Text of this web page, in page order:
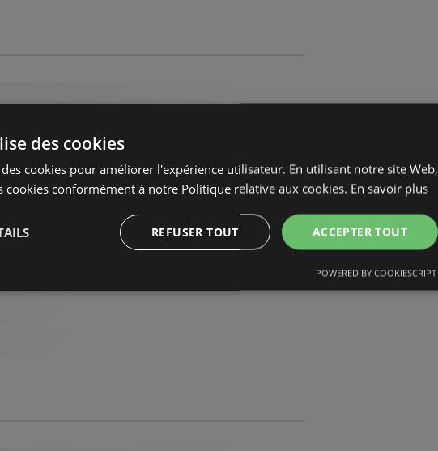
des cookies
cookies pour améliorer l'expérience utilisateur. En utilisant notre site Web,
cookies conformément à notre Politique relative aux cookies. En savoir plus
ACCEPTER TOUT
REFUSER TOUT
POWERED BY COOKIESCRIPT